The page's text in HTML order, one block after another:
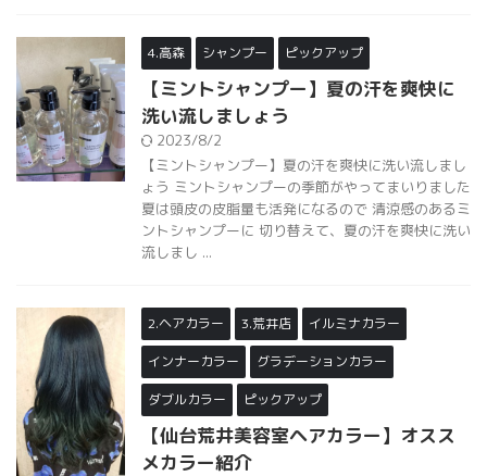
4.高森 シャンプー ピックアップ
【ミントシャンプー】夏の汗を爽快に
洗い流しましょう
2023/8/2
【ミントシャンプー】夏の汗を爽快に洗い流しまし
ょう ミントシャンプーの季節がやってまいりました
夏は頭皮の皮脂量も活発になるので 清涼感のあるミ
ントシャンプーに 切り替えて、夏の汗を爽快に洗い
流しまし ...
2.ヘアカラー 3.荒井店 イルミナカラー
インナーカラー グラデーションカラー
ダブルカラー ピックアップ
【仙台荒井美容室ヘアカラー】オスス
メカラー紹介